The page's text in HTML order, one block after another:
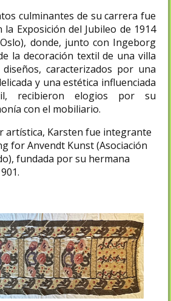
culminantes de su carrera fue
Exposición del Jubileo de 1914
donde, junto con Ingeborg
la decoración textil de una villa
caracterizados por una
y una estética influenciada
recibieron elogios por su
con el mobiliario.
artística, Karsten fue integrante
for Anvendt Kunst (Asociación
fundada por su hermana